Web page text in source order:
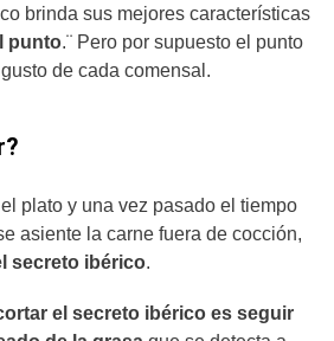
brinda sus mejores características
punto.¨ Pero por supuesto el punto
de cada comensal.
plato y una vez pasado el tiempo
asiente la carne fuera de cocción,
secreto ibérico.
el secreto ibérico es seguir